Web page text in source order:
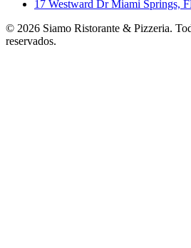
17 Westward Dr Miami Springs,
© 2026 Siamo Ristorante & Pizzeria.
reservados.